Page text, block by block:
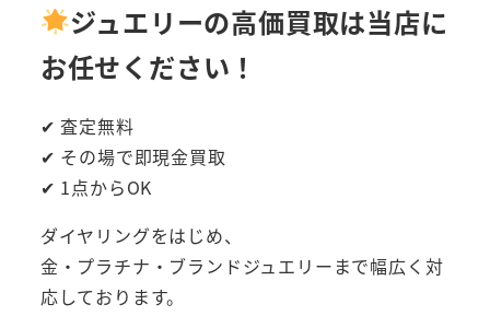
ジュエリーの高価買取は当店に
お任せください！
✔ 査定無料
✔ その場で即現金買取
✔ 1点からOK
ダイヤリングをはじめ、
金・プラチナ・ブランドジュエリーまで幅広く対
応しております。